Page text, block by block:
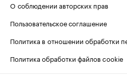
О соблюдении авторских прав
Пользовательское соглашение
Политика в отношении обработки
Политика обработки файлов cookie